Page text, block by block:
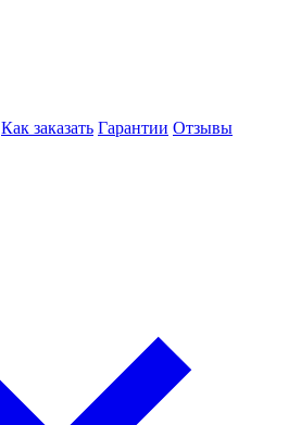
Как заказать Гарантии Отзывы